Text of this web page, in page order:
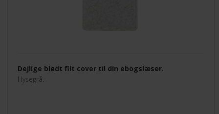
Dejlige blødt filt cover til din ebogslæser.
I lysegrå.